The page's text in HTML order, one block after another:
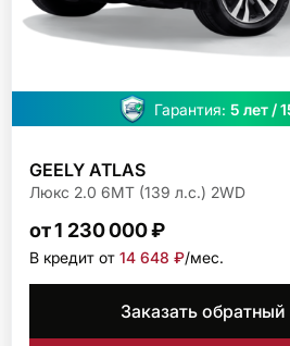
Гарантия: 5 лет /
GEELY ATLAS
Люкс 2.0 6МТ (139 л.с.) 2WD
от 1 230 000 ₽
В кредит от 14 648 ₽/мec.
Заказать обратный